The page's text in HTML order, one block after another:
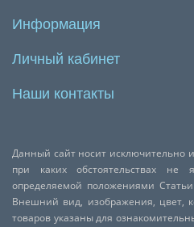
Информация
Личный кабинет
Наши контакты
Данный сайт носит исключительно
при каких обстоятельствах не
определяемой положениями
Внешний вид, изображения, цвет,
товаров указаны для